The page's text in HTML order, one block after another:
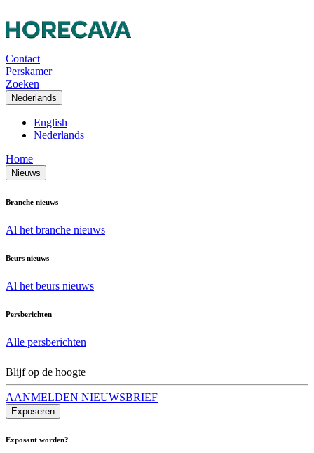
Contact
Perskamer
Zoeken
Nederlands
English
Nederlands
Home
Nieuws
Branche nieuws
Al het branche nieuws
Beurs nieuws
Al het beurs nieuws
Persberichten
Alle persberichten
Blijf op de hoogte
AANMELDEN NIEUWSBRIEF
Exposeren
Exposant worden?